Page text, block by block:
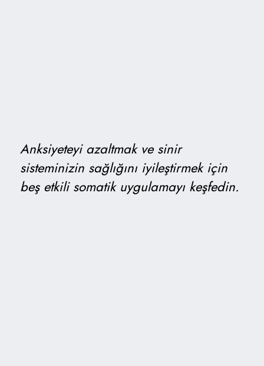
Anksiyeteyi azaltmak ve sinir
sisteminizin sağlığını iyileştirmek için
beş etkili somatik uygulamayı keşfedin.